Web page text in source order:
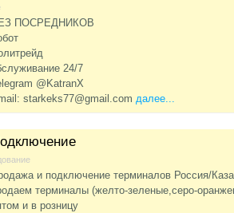
ПОСРЕДНИКОВ
24/7
@KatranX
starkeks77@gmail.com далее...
и подключение терминалов Россия/
терминалы (желто-зеленые,серо-
и в розницу